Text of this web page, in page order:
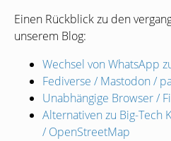
Einen Rückblick zu den
unserem Blog:
Wechsel von WhatsApp
Fediverse / Mastodon /
Unabhängige Browser /
Alternativen zu Big-Tech
/ OpenStreetMap